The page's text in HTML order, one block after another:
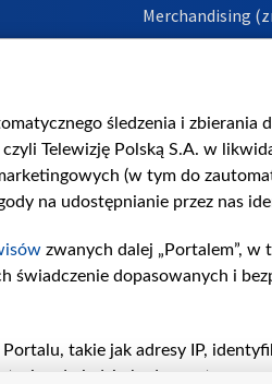
Merchandising
Polityka
śledzenia i
Telewizję Polską S.A. w
(w tym do
na udostępnianie przez nas
zwanych dalej „Portalem”,
dopasowanych i
Portalu, takie jak adresy IP,
odwiedzin będą przetwarzane